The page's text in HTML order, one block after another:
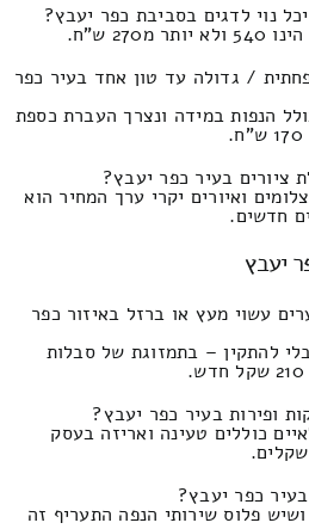
נוי לדגים בסביבת כפר יעבץ?
ש"ח.
/ גדולה עד טון אחד בעיר כפר
הנפות במידה ונצרך העברת כספת
ציורים בעיר כפר יעבץ?
ואיורים יקרי ערך המחיר הוא
יעבץ
עשוי מעץ או ברזל באיזור כפר
להתקין – בתמזוגת של סבלות
ופירות בעיר כפר יעבץ?
כוללים טעינה ואריזה בעסק
כפר יעבץ?
פלוס שירותי הנפה התעריף זה